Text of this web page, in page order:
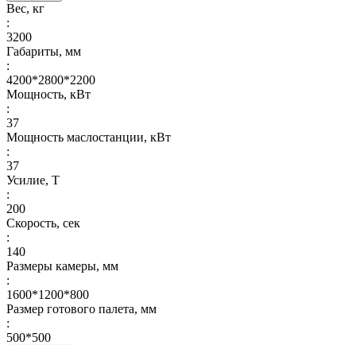
Вес, кг
:
3200
Габариты, мм
:
4200*2800*2200
Мощность, кВт
:
37
Мощность маслостанции, кВт
:
37
Усилие, Т
:
200
Скорость, сек
:
140
Размеры камеры, мм
:
1600*1200*800
Размер готового палета, мм
:
500*500